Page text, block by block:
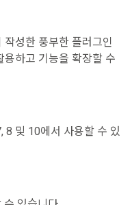
성한 풍부한 플러그인
하고 기능을 확장할 수
및 10에서 사용할 수 있